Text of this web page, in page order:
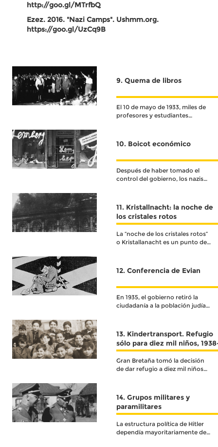
http://goo.gl/MTrfbQ
Ezez. 2016. "Nazi Camps". Ushmm.org.
https://goo.gl/UzCq9B
9. Quema de libros
El 10 de mayo de 1933, miles de
profesores y estudiantes
librerías para promover y
ejecutar una “purga” literaria
publicas
10. Boicot económico
Después de haber tomado el
control del gobierno, los nazis
población judía
11. Kristallnacht: la noche de
los cristales rotos
La “noche de los cristales rotos”
o Kristallanacht es un punto de
12. Conferencia de Evian
En 1935, el gobierno retiró la
ciudadanía a la población judía
13. Kindertransport. Refugio
sólo para diez mil niños,
1940
Gran Bretaña tomó la decisión
de dar refugio a diez mil niños
sin sus padres
14. Grupos militares y
paramilitares
La estructura política de Hitler
dependía mayoritariamente de